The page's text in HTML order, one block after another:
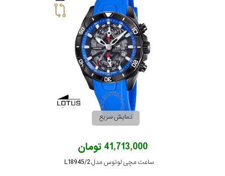
نمایش سریع
41,713,000 تومان
ساعت مچی لوتوس مدل L18945/2